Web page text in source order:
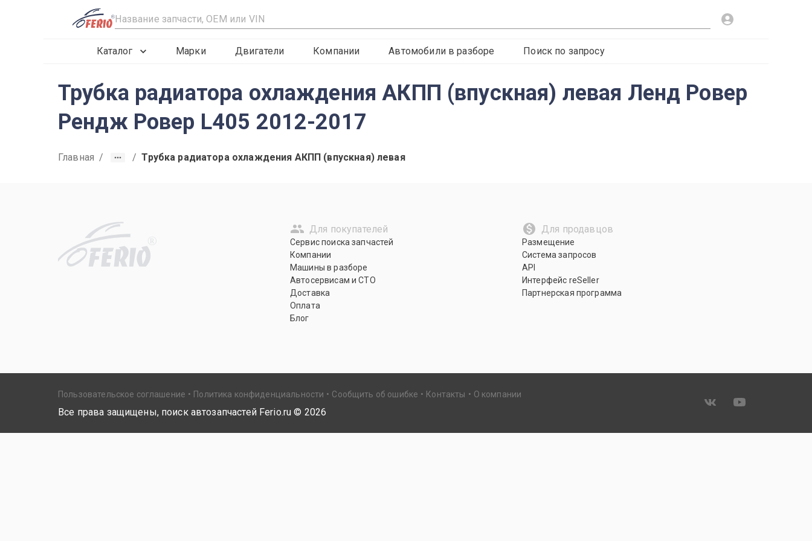
R
Каталог Марки Двигатели Компании Автомобили в разборе Поиск по запросу
Трубка радиатора охлаждения АКПП (впускная) левая Ленд Ровер
Рендж Ровер L405 2012-2017
Главная / / Трубка радиатора охлаждения АКПП (впускная) левая
R
Для покупателей
Сервис поиска запчастей
Компании
Машины в разборе
Автосервисам и СТО
Доставка
Оплата
Блог
Для продавцов
Размещение
Система запросов
API
Интерфейс reSeller
Партнерская программа
Пользовательское соглашение Политика конфиденциальности Сообщить об ошибке Контакты О компании
Все права защищены, поиск автозапчастей Ferio.ru © 2026